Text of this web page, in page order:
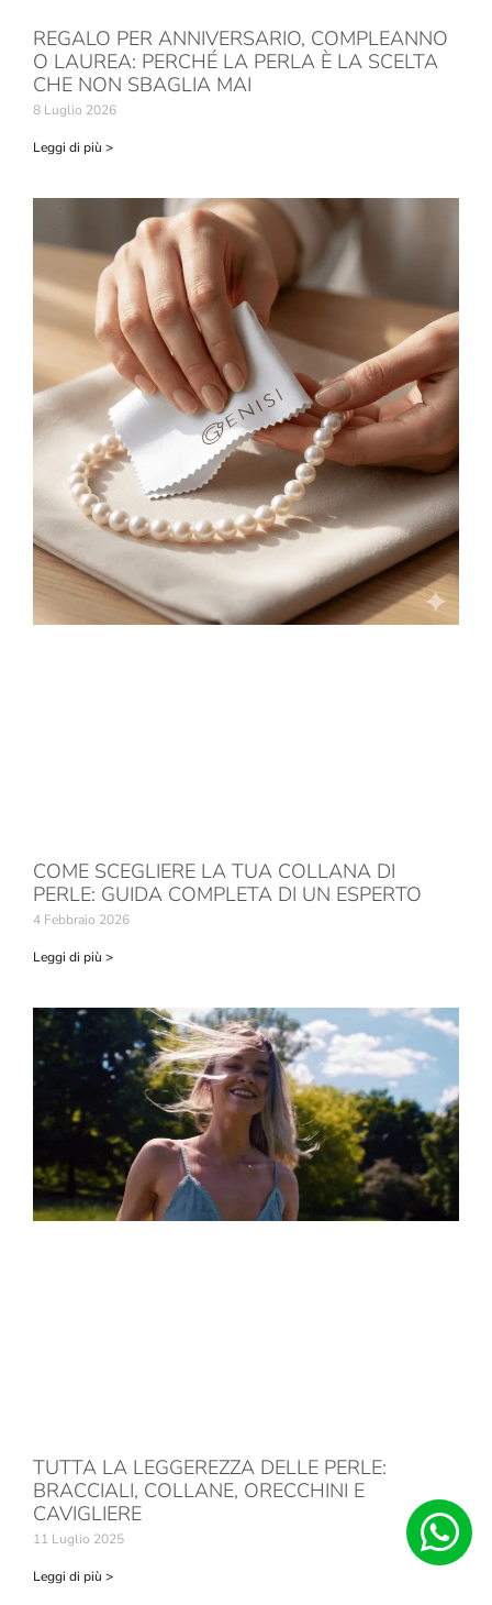
REGALO PER ANNIVERSARIO, COMPLEANNO
O LAUREA: PERCHÉ LA PERLA È LA SCELTA
CHE NON SBAGLIA MAI
8 Luglio 2026
Leggi di più >
COME SCEGLIERE LA TUA COLLANA DI
PERLE: GUIDA COMPLETA DI UN ESPERTO
4 Febbraio 2026
Leggi di più >
TUTTA LA LEGGEREZZA DELLE PERLE:
BRACCIALI, COLLANE, ORECCHINI E
CAVIGLIERE
11 Luglio 2025
Leggi di più >